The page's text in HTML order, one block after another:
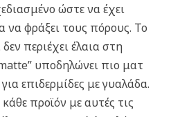
ώστε να έχει
να φράξει τους πόρους. Το
περιέχει έλαια στη
υποδηλώνει πιο ματ
επιδερμίδες με γυαλάδα.
προϊόν με αυτές τις